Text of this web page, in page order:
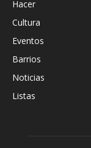
Hacer
Cultura
Eventos
Barrios
Noticias
Listas